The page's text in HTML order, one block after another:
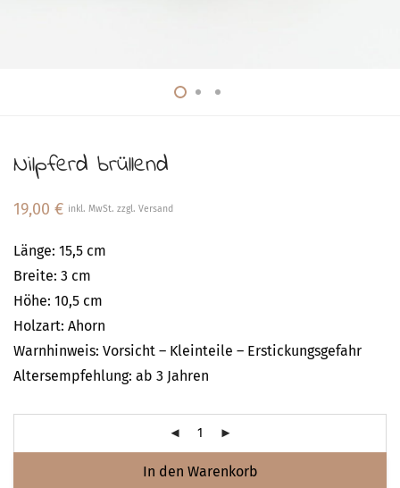
Nilpferd brüllend
19,00 € inkl. MwSt. zzgl. Versand
Länge: 15,5 cm
Breite: 3 cm
Höhe: 10,5 cm
Holzart: Ahorn
Warnhinweis: Vorsicht – Kleinteile – Erstickungsgefahr
Altersempfehlung: ab 3 Jahren
In den Warenkorb